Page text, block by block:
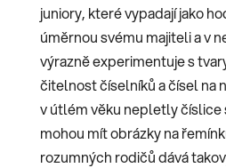
juniory, které vypadají jako
úměrnou svému majiteli a v
výrazně experimentuje s
čitelnost číselníků a čísel na
v útlém věku nepletly číslice
mohou mít obrázky na
rozumných rodičů dává